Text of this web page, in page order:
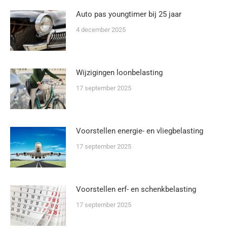
Auto pas youngtimer bij 25 jaar
4 december 2025
Wijzigingen loonbelasting
17 september 2025
Voorstellen energie- en vliegbelasting
17 september 2025
Voorstellen erf- en schenkbelasting
17 september 2025